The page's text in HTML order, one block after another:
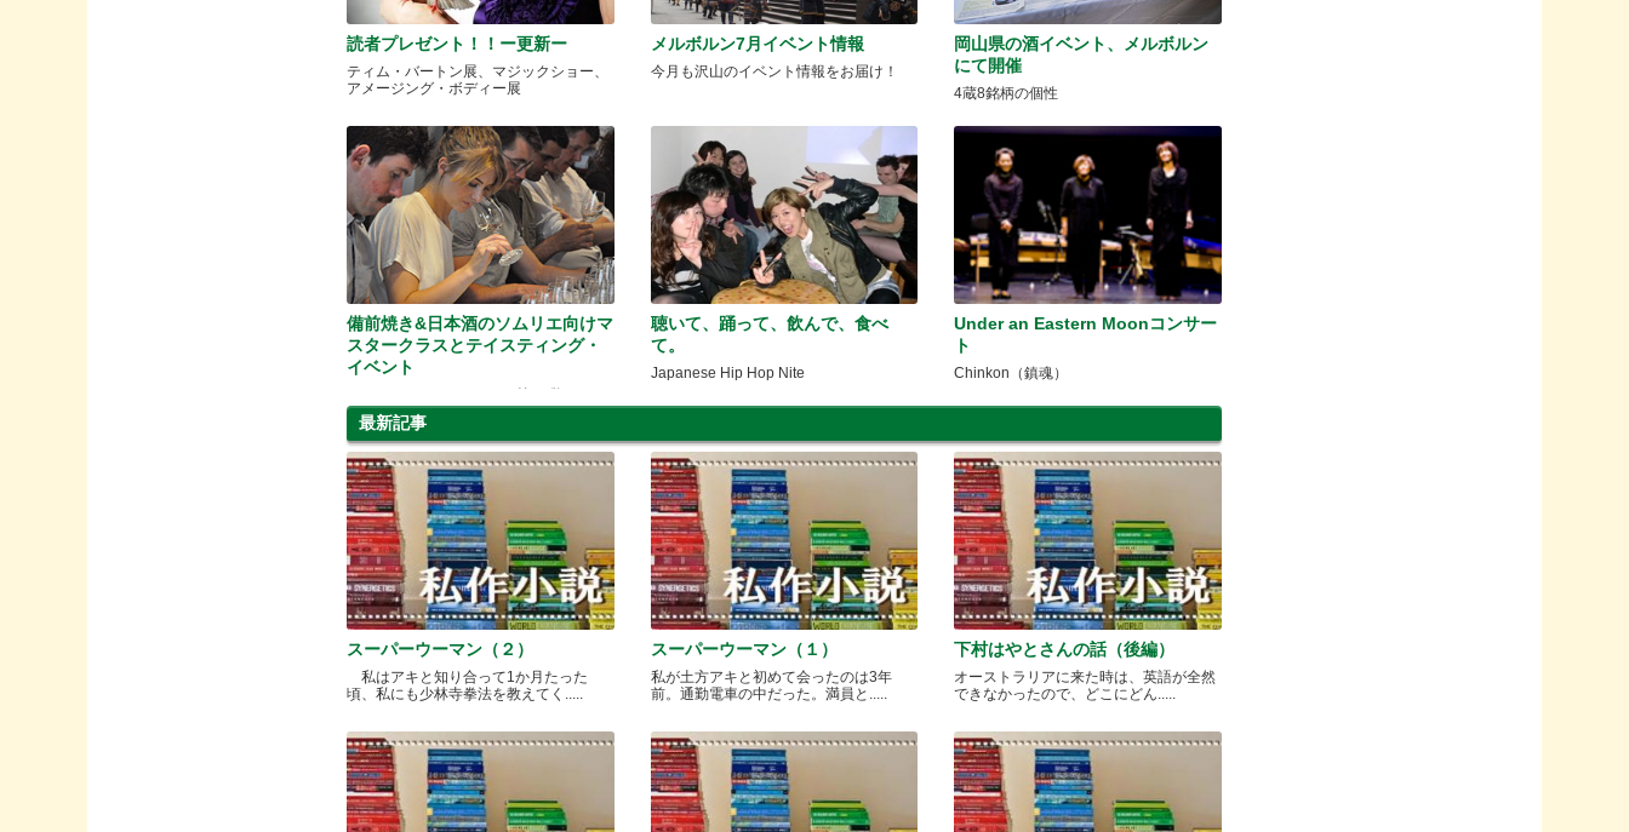
読者プレゼント！！ー更新ー
ティム・バートン展、マジックショー、
アメージング・ボディー展
メルボルン7月イベント情報
今月も沢山のイベント情報をお届け！
岡山県の酒イベント、メルボルン
にて開催
4蔵8銘柄の個性
備前焼き&日本酒のソムリエ向けマ
スタークラスとテイスティング・
イベント
聴いて、踊って、飲んで、食べ
て。
Japanese Hip Hop Nite
Under an Eastern Moonコンサー
ト
Chinkon（鎮魂）
最新記事
スーパーウーマン（２）
私はアキと知り合って1か月たった
頃、私にも少林寺拳法を教えてく.....
スーパーウーマン（１）
私が土方アキと初めて会ったのは3年
前。通勤電車の中だった。満員と.....
下村はやとさんの話（後編）
オーストラリアに来た時は、英語が全然
できなかったので、どこにどん.....